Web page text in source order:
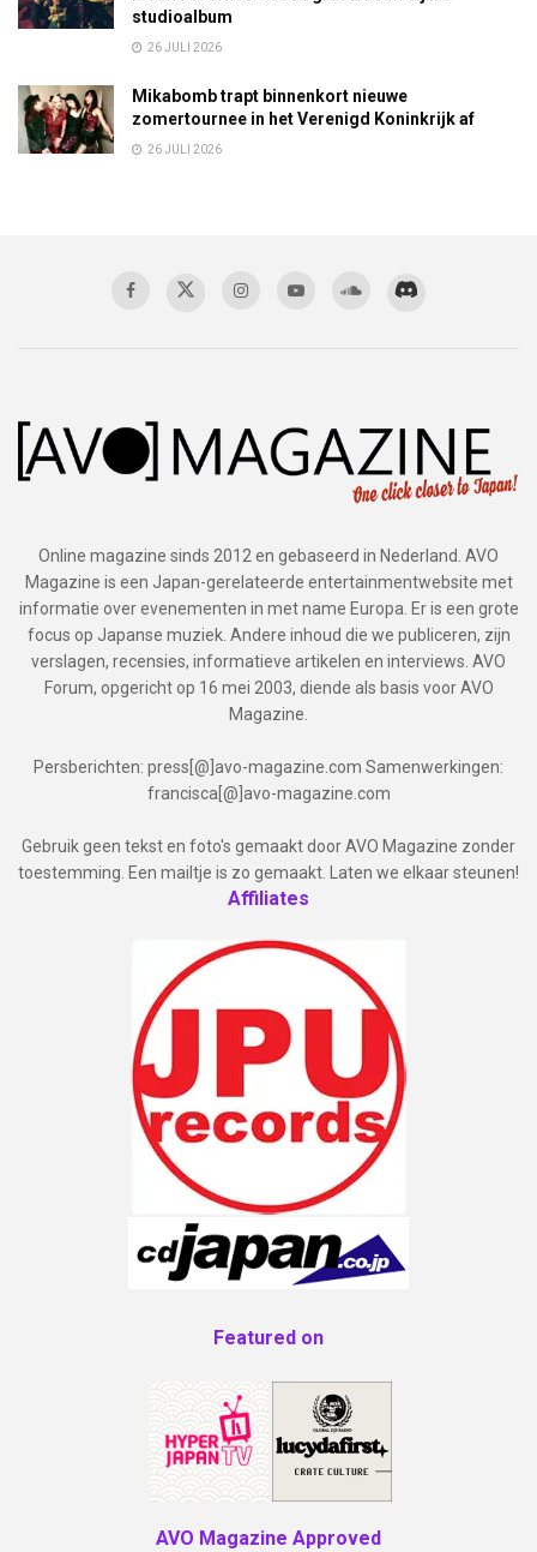
studioalbum
26 JULI 2026
Mikabomb trapt binnenkort nieuwe
zomertournee in het Verenigd Koninkrijk af
26 JULI 2026
Online magazine sinds 2012 en gebaseerd in Nederland. AVO
Magazine is een Japan-gerelateerde entertainmentwebsite met
informatie over evenementen in met name Europa. Er is een grote
focus op Japanse muziek. Andere inhoud die we publiceren, zijn
verslagen, recensies, informatieve artikelen en interviews. AVO
Forum, opgericht op 16 mei 2003, diende als basis voor AVO
Magazine.
Persberichten: press[@]avo-magazine.com Samenwerkingen:
francisca[@]avo-magazine.com
Gebruik geen tekst en foto's gemaakt door AVO Magazine zonder
toestemming. Een mailtje is zo gemaakt. Laten we elkaar steunen!
Affiliates
Featured on
AVO Magazine Approved